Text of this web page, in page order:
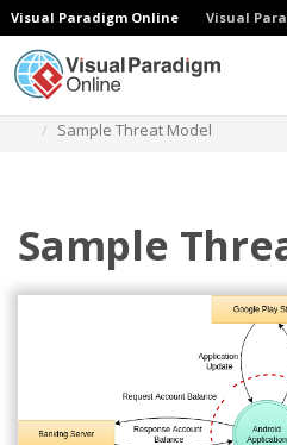
Visual Paradigm Online Visual
Sample Threat Model
Sample